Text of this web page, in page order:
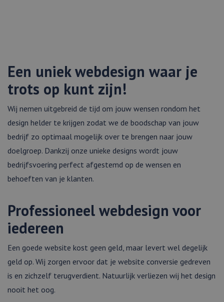
Een uniek webdesign waar je
trots op kunt zijn!
Wij nemen uitgebreid de tijd om jouw wensen rondom het
design helder te krijgen zodat we de boodschap van jouw
bedrijf zo optimaal mogelijk over te brengen naar jouw
doelgroep. Dankzij onze unieke designs wordt jouw
bedrijfsvoering perfect afgestemd op de wensen en
behoeften van je klanten.
Professioneel webdesign voor
iedereen
Een goede website kost geen geld, maar levert wel degelijk
geld op. Wij zorgen ervoor dat je website conversie gedreven
is en zichzelf terugverdient. Natuurlijk verliezen wij het design
nooit het oog.